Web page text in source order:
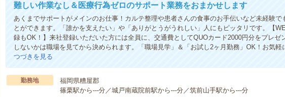
難しい作業なし＆医療行為ゼロのサポート業務をおまかせします
あくまでサポートがメインのお仕事！カルテ整理や患者さんの食事のお手伝いなど未経験で
とができます。「誰かを支えたい」や「ありがとうがうれしい」人にもピッタリです。【
録もOK！】来社登録いただいた方には全員に、交通費としてQUOカード2000円分をプレゼ
しないかは職場を見てから決められます。「職場見学」＆「お試し2ヶ月勤務」OK！お気
つづきを見る
勤務地
福岡県糟屋郡
篠栗駅から---分／城戸南蔵院前駅から---分／筑前山手駅から---分